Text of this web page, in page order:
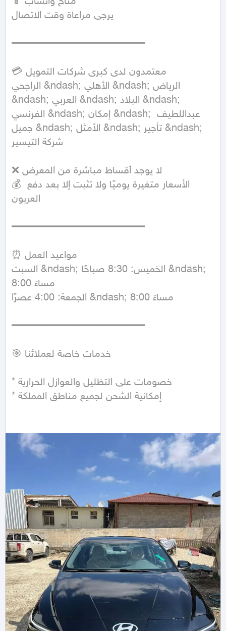
يرجى مراعاة وقت الاتصال
━━━━━━━━━━━━━━━━━━━━━━
💳 معتمدون لدى كبرى شركات التمويل
الراجحي &ndash; الأهلي &ndash; الرياض
&ndash; العربي &ndash; البلاد &ndash;
الفرنسي &ndash; إمكان &ndash; عبداللطيف
جميل &ndash; الأمثل &ndash; تأجير &ndash;
شركة التيسير
❌ لا يوجد أقساط مباشرة من المعرض
💰 الأسعار متغيرة يوميًا ولا تثبت إلا بعد دفع
العربون
━━━━━━━━━━━━━━━━━━━━━━
⏰ مواعيد العمل
السبت &ndash; الخميس: 8:30 صباحًا &ndash;
8:00 مساءً
الجمعة: 4:00 عصرًا &ndash; 8:00 مساءً
━━━━━━━━━━━━━━━━━━━━━━
🎯 خدمات خاصة لعملائنا
* خصومات على التظليل والعوازل الحرارية
* إمكانية الشحن لجميع مناطق المملكة